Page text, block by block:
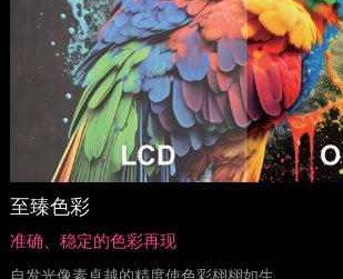
至臻色彩
准确、稳定的色彩再现